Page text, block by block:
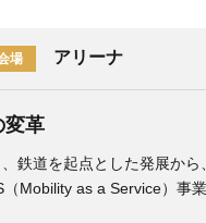
場 アリーナ
変革
鉄道を起点とした発展か
Mobility as a Service）事